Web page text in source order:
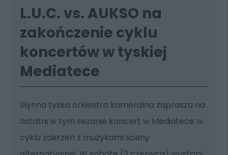
L.U.C. vs. AUKSO na
zakończenie cyklu
koncertów w tyskiej
Mediatece
Słynna tyska orkiestra kameralna zaprasza na
ostatni w tym sezonie koncert w Mediatece w
cyklu zderzeń z muzykami sceny